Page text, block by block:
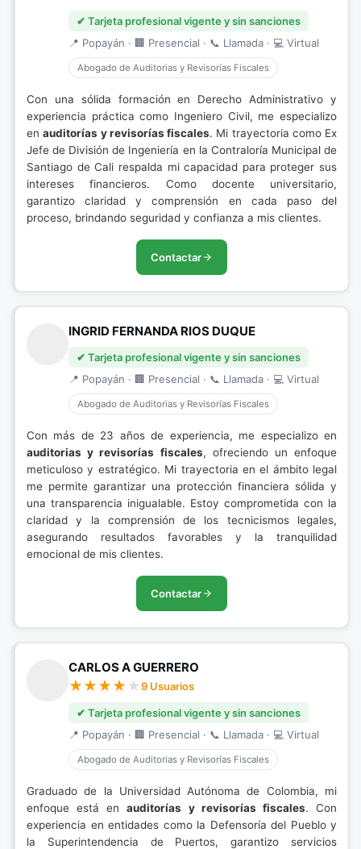
✔ Tarjeta profesional vigente y sin sanciones
📍 Popayán · 🏢 Presencial · 📞 Llamada · 💻 Virtual
Abogado de Auditorias y Revisorías Fiscales
Con una sólida formación en Derecho Administrativo y
experiencia práctica como Ingeniero Civil, me especializo
enauditorías y revisorías fiscales. Mi trayectoria como Ex
Jefe de División de Ingeniería en la Contraloría Municipal de
Santiago de Cali respalda mi capacidad para proteger sus
intereses financieros. Como docente universitario,
garantizo claridad y comprensión en cada paso del
proceso, brindando seguridad y confianza a mis clientes.
Contactar
INGRID FERNANDA RIOS DUQUE
✔ Tarjeta profesional vigente y sin sanciones
📍 Popayán · 🏢 Presencial · 📞 Llamada · 💻 Virtual
Abogado de Auditorias y Revisorías Fiscales
Con más de 23 años de experiencia, me especializo en
auditorias y revisorías fiscales, ofreciendo un enfoque
meticuloso y estratégico. Mi trayectoria en el ámbito legal
me permite garantizar una protección financiera sólida y
una transparencia inigualable. Estoy comprometida con la
claridad y la comprensión de los tecnicismos legales,
asegurando resultados favorables y la tranquilidad
emocional de mis clientes.
Contactar
CARLOS A GUERRERO
9 Usuarios
✔ Tarjeta profesional vigente y sin sanciones
📍 Popayán · 🏢 Presencial · 📞 Llamada · 💻 Virtual
Abogado de Auditorias y Revisorías Fiscales
Graduado de la Universidad Autónoma de Colombia, mi
enfoque está enauditorías y revisorías fiscales. Con
experiencia en entidades como la Defensoría del Pueblo y
la Superintendencia de Puertos, garantizo servicios